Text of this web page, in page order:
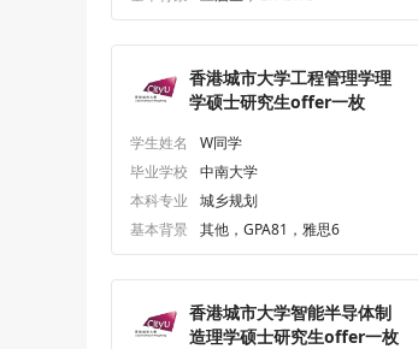
香港城市大学工程管理学理
学硕士研究生offer一枚
学生姓名
W同学
毕业学校
中南大学
本科专业
城乡规划
基本背景
其他，GPA81，雅思6
香港城市大学智能半导体制
造理学硕士研究生offer一枚